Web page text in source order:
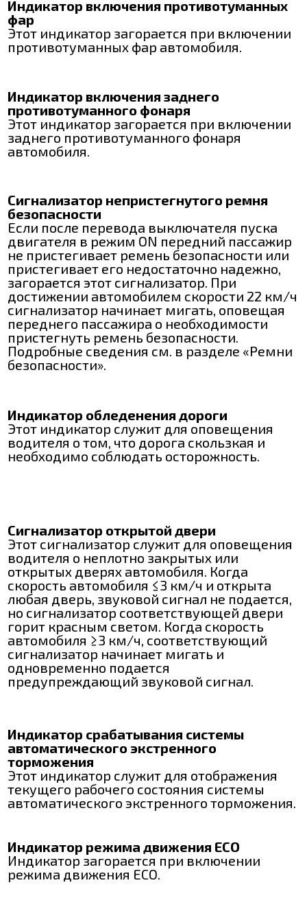
Индикатор включения противотуманных
фар
Этот индикатор загорается при включении
противотуманных фар автомобиля.
Индикатор включения заднего
противотуманного фонаря
Этот индикатор загорается при включении
заднего противотуманного фонаря
автомобиля.
Сигнализатор непристегнутого ремня
безопасности
Если после перевода выключателя пуска
двигателя в режим ON передний пассажир
не пристегивает ремень безопасности или
пристегивает его недостаточно надежно,
загорается этот сигнализатор. При
достижении автомобилем скорости 22 км/ч
сигнализатор начинает мигать, оповещая
переднего пассажира о необходимости
пристегнуть ремень безопасности.
Подробные сведения см. в разделе «Ремни
безопасности».
Индикатор обледенения дороги
Этот индикатор служит для оповещения
водителя о том, что дорога скользкая и
необходимо соблюдать осторожность.
Сигнализатор открытой двери
Этот сигнализатор служит для оповещения
водителя о неплотно закрытых или
открытых дверях автомобиля. Когда
скорость автомобиля ≤3 км/ч и открыта
любая дверь, звуковой сигнал не подается,
но сигнализатор соответствующей двери
горит красным светом. Когда скорость
автомобиля ≥3 км/ч, соответствующий
сигнализатор начинает мигать и
одновременно подается
предупреждающий звуковой сигнал.
Индикатор срабатывания системы
автоматического экстренного
торможения
Этот индикатор служит для отображения
текущего рабочего состояния системы
автоматического экстренного торможения.
Индикатор режима движения ECO
Индикатор загорается при включении
режима движения ECO.